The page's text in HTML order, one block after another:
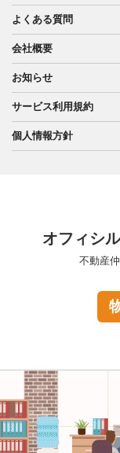
よくある質問
会社概要
お知らせ
サービス利用規約
個人情報方針
オフィシ
不動産